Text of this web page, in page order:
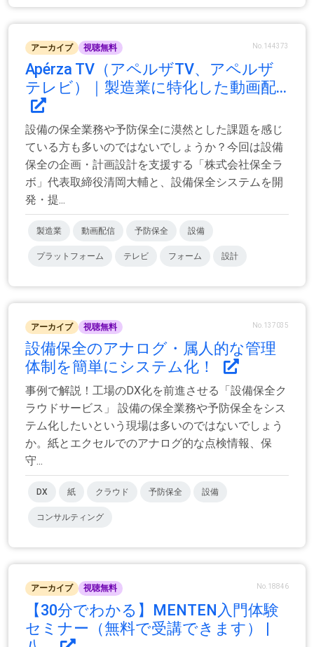
アーカイブ 視聴無料 No.144373
Apérza TV（アペルザTV、アペルザ
テレビ）｜製造業に特化した動画配...
設備の保全業務や予防保全に漠然とした課題を感じ
ている方も多いのではないでしょうか？今回は設備
保全の企画・計画設計を支援する「株式会社保全ラ
ボ」代表取締役清岡大輔と、設備保全システムを開
発・提...
製造業 動画配信 予防保全 設備
プラットフォーム テレビ フォーム 設計
アーカイブ 視聴無料 No.137035
設備保全のアナログ・属人的な管理
体制を簡単にシステム化！
事例で解説！工場のDX化を前進させる「設備保全ク
ラウドサービス」 設備の保全業務や予防保全をシス
テム化したいという現場は多いのではないでしょう
か。紙とエクセルでのアナログ的な点検情報、保
守...
DX 紙 クラウド 予防保全 設備
コンサルティング
アーカイブ 視聴無料 No.18846
【30分でわかる】MENTEN入門体験
セミナー（無料で受講できます） |